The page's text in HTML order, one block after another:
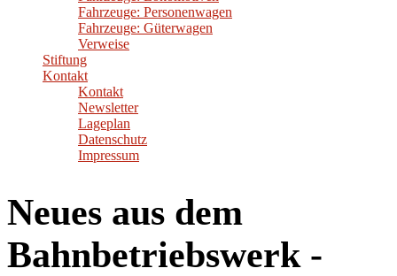
Fahrzeuge: Personenwagen
Fahrzeuge: Güterwagen
Verweise
Stiftung
Kontakt
Kontakt
Newsletter
Lageplan
Datenschutz
Impressum
Neues aus dem
Bahnbetriebswerk -